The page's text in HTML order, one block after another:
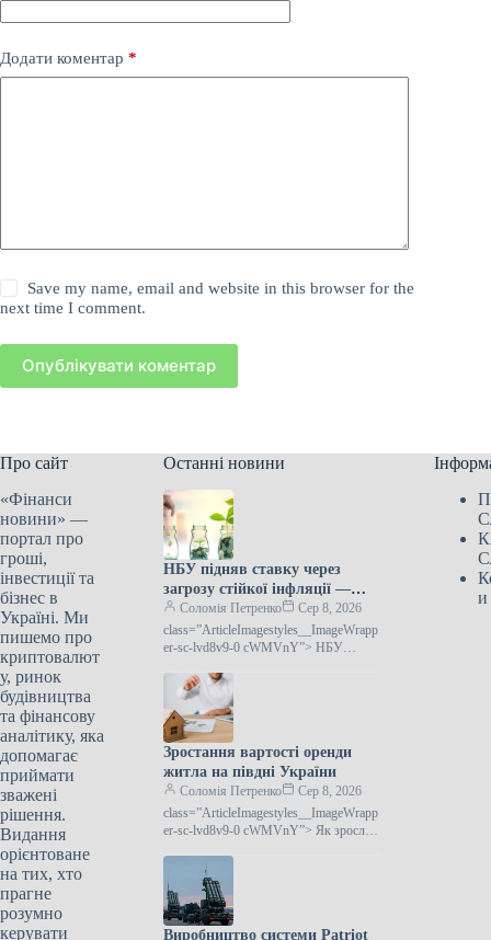
Додати коментар *
Save my name, email and website in this browser for the
next time I comment.
Опублікувати коментар
Про сайт
«Фінанси
новини» —
портал про
гроші,
інвестиції та
бізнес в
Україні. Ми
пишемо про
криптовалют
у, ринок
будівництва
та фінансову
аналітику, яка
допомагає
приймати
зважені
рішення.
Видання
орієнтоване
на тих, хто
прагне
розумно
керувати
Останні новини
НБУ підняв ставку через
загрозу стійкої інфляції —
Лепушинський
Соломія Петренко
Сер 8, 2026
class=”ArticleImagestyles__ImageWrapp
er-sc-lvd8v9-0 cWMVnY”> НБУ
закріплення інфляції —
Лепушинський30 липня НБУ
несподівано для багатьох
Зростання вартості оренди
житла на півдні України
Соломія Петренко
Сер 8, 2026
class=”ArticleImagestyles__ImageWrapp
er-sc-lvd8v9-0 cWMVnY”> Як зросла
оренди житла в південних регіонах
України
Виробництво системи Patriot
и